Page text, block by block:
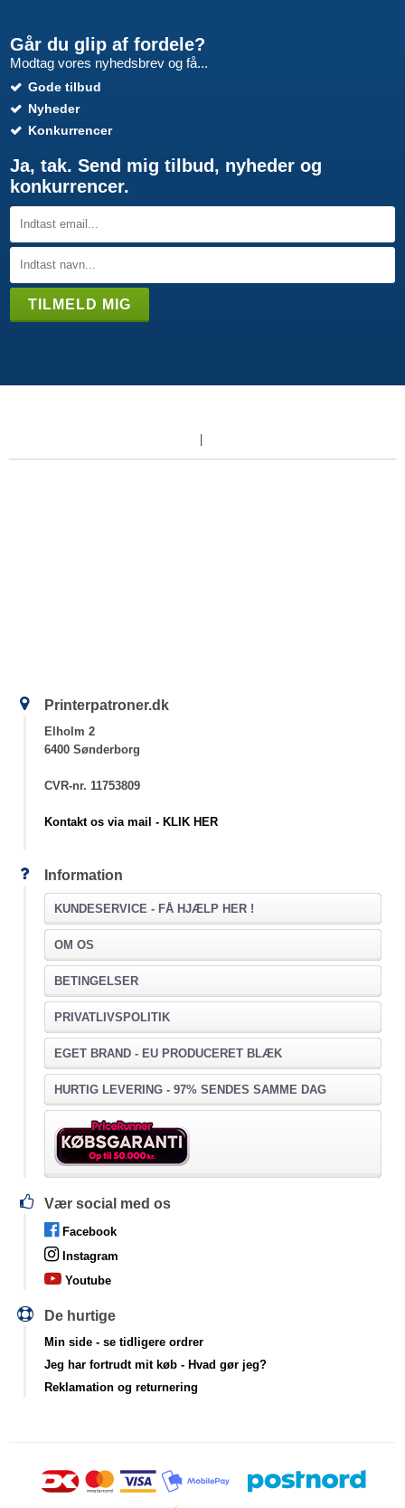
Går du glip af fordele?
Modtag vores nyhedsbrev og få...
Gode tilbud
Nyheder
Konkurrencer
Ja, tak. Send mig tilbud, nyheder og
konkurrencer.
Printerpatroner.dk
Elholm 2
6400 Sønderborg
CVR-nr. 11753809
Kontakt os via mail - KLIK HER
Information
KUNDESERVICE - FÅ HJÆLP HER !
OM OS
BETINGELSER
PRIVATLIVSPOLITIK
EGET BRAND - EU PRODUCERET BLÆK
HURTIG LEVERING - 97% SENDES SAMME DAG
Vær social med os
Facebook
Instagram
Youtube
De hurtige
Min side - se tidligere ordrer
Jeg har fortrudt mit køb - Hvad gør jeg?
Reklamation og returnering